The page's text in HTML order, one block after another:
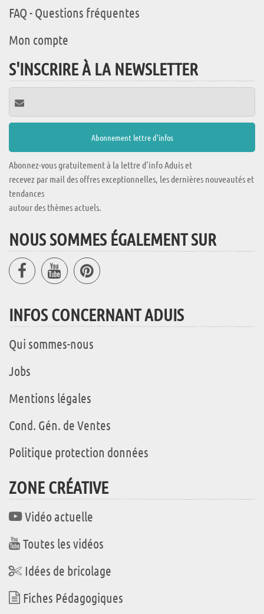
FAQ - Questions fréquentes
Mon compte
S'INSCRIRE À LA NEWSLETTER
Abonnez-vous gratuitement à la lettre d'info Aduis et
recevez par mail des offres exceptionnelles, les dernières nouveautés et
tendances
autour des thèmes actuels.
NOUS SOMMES ÉGALEMENT SUR
INFOS CONCERNANT ADUIS
Qui sommes-nous
Jobs
Mentions légales
Cond. Gén. de Ventes
Politique protection données
ZONE CRÉATIVE
Vidéo actuelle
Toutes les vidéos
Idées de bricolage
Fiches Pédagogiques